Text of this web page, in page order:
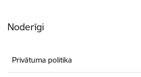
Noderīgi
Privātuma politika